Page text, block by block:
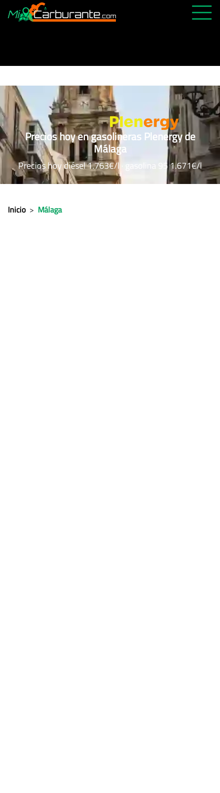
ABIERTAS 24H
ÚLTIMAS MATRÍCULAS
FAVORITASPrecios hoy en gasolineras Plenergy de
Málaga
Precios hoy diésel 1.763€/l · gasolina 95 1.671€/l
Inicio > Málaga